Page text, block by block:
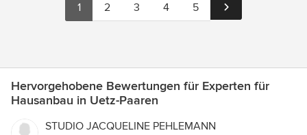
1 2 3 4 5
Hervorgehobene Bewertungen für Experten für
Hausanbau in Uetz-Paaren
STUDIO JACQUELINE PEHLEMANN